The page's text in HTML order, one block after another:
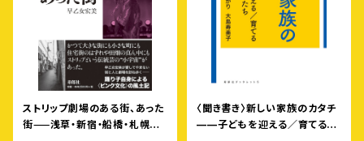
ストリップ劇場のある街、あった
街⸺浅草・新宿・船橋・札幌の
〈聞き書き〉新しい家族のカタチ
——子どもを迎える／育てる女